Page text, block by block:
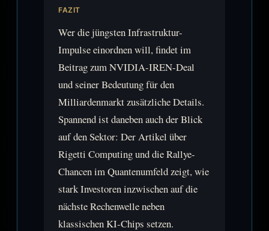
FAZIT
Wer die jüngsten Infrastruktur-
Impulse einordnen will, findet im
Beitrag zum NVIDIA-IREN-Deal
und seiner Bedeutung für den
Milliardenmarkt zusätzliche Details.
Spannend ist daneben auch der Blick
auf den Sektor: Der Artikel über
Rigetti Computing und die Rallye-
Chancen im Quantenumfeld zeigt, wie
stark Investoren inzwischen auf die
nächste Rechenwelle neben
klassischen KI-Chips setzen.